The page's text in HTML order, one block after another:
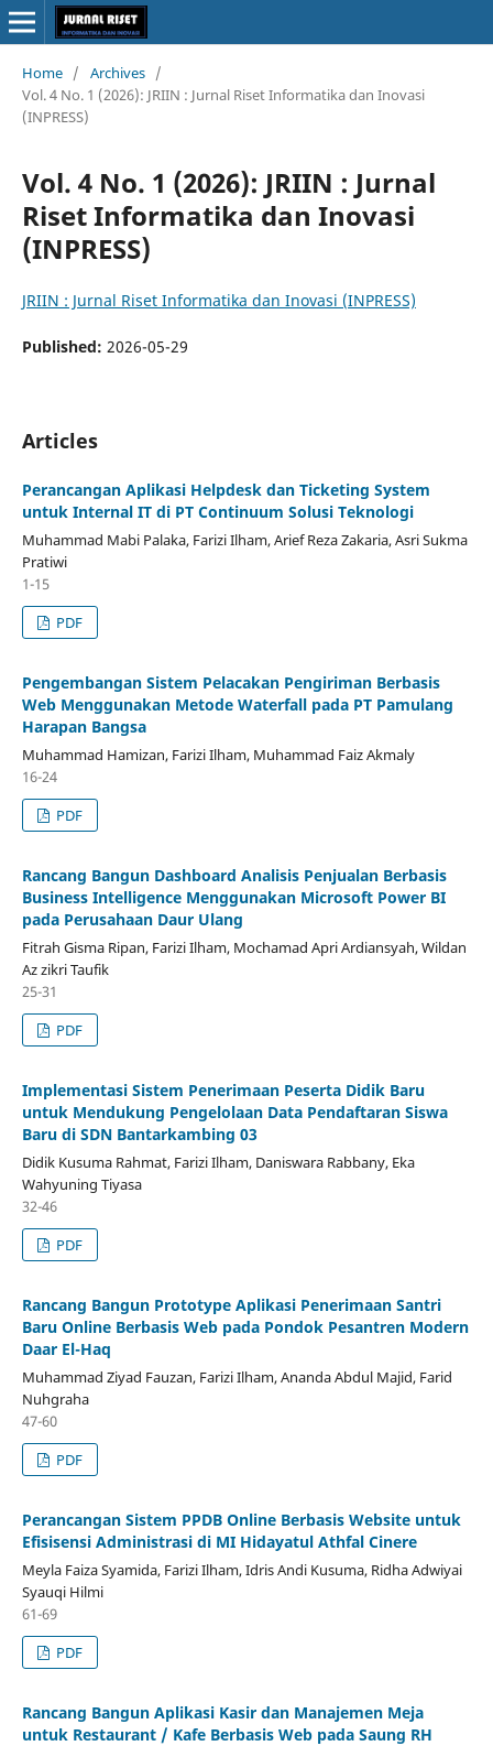
Home / Archives /
Vol. 4 No. 1 (2026): JRIIN : Jurnal Riset Informatika dan Inovasi
(INPRESS)
Vol. 4 No. 1 (2026): JRIIN : Jurnal
Riset Informatika dan Inovasi
(INPRESS)
JRIIN : Jurnal Riset Informatika dan Inovasi (INPRESS)
Published: 2026-05-29
Articles
Perancangan Aplikasi Helpdesk dan Ticketing System
untuk Internal IT di PT Continuum Solusi Teknologi
Muhammad Mabi Palaka, Farizi Ilham, Arief Reza Zakaria, Asri Sukma
Pratiwi
1-15
PDF
Pengembangan Sistem Pelacakan Pengiriman Berbasis
Web Menggunakan Metode Waterfall pada PT Pamulang
Harapan Bangsa
Muhammad Hamizan, Farizi Ilham, Muhammad Faiz Akmaly
16-24
PDF
Rancang Bangun Dashboard Analisis Penjualan Berbasis
Business Intelligence Menggunakan Microsoft Power BI
pada Perusahaan Daur Ulang
Fitrah Gisma Ripan, Farizi Ilham, Mochamad Apri Ardiansyah, Wildan
Az zikri Taufik
25-31
PDF
Implementasi Sistem Penerimaan Peserta Didik Baru
untuk Mendukung Pengelolaan Data Pendaftaran Siswa
Baru di SDN Bantarkambing 03
Didik Kusuma Rahmat, Farizi Ilham, Daniswara Rabbany, Eka
Wahyuning Tiyasa
32-46
PDF
Rancang Bangun Prototype Aplikasi Penerimaan Santri
Baru Online Berbasis Web pada Pondok Pesantren Modern
Daar El-Haq
Muhammad Ziyad Fauzan, Farizi Ilham, Ananda Abdul Majid, Farid
Nuhgraha
47-60
PDF
Perancangan Sistem PPDB Online Berbasis Website untuk
Efisisensi Administrasi di MI Hidayatul Athfal Cinere
Meyla Faiza Syamida, Farizi Ilham, Idris Andi Kusuma, Ridha Adwiyai
Syauqi Hilmi
61-69
PDF
Rancang Bangun Aplikasi Kasir dan Manajemen Meja
untuk Restaurant / Kafe Berbasis Web pada Saung RH